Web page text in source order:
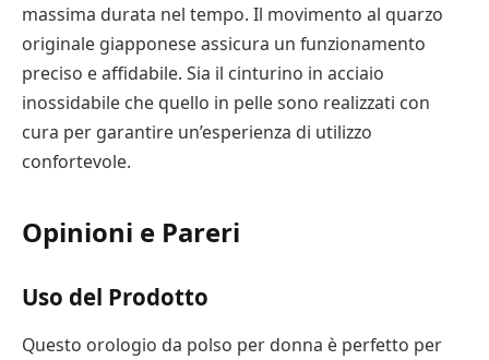
massima durata nel tempo. Il movimento al quarzo
originale giapponese assicura un funzionamento
preciso e affidabile. Sia il cinturino in acciaio
inossidabile che quello in pelle sono realizzati con
cura per garantire un’esperienza di utilizzo
confortevole.
Opinioni e Pareri
Uso del Prodotto
Questo orologio da polso per donna è perfetto per